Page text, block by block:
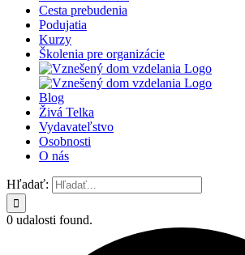
Cesta prebudenia
Podujatia
Kurzy
Školenia pre organizácie
Blog
Živá Telka
Vydavateľstvo
Osobnosti
O nás
Hľadať:
0 udalosti found.